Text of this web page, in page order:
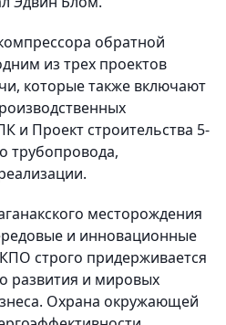
обратной
из трех проектов
которые также включают
и Проект строительства 5-
трубопровода,
месторождения
и инновационные
строго придерживается
развития и мировых
Охрана окружающей